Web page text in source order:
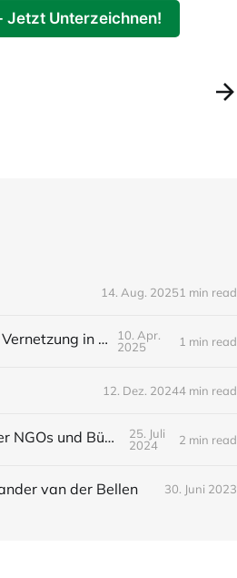
- Jetzt Unterzeichnen!
14. Aug. 20251 min read
Tag zum Schutz der Alpen 2025: Kino, Diskussion und Vernetzung in Innsbruck
10. Apr.
2025
1 min read
12. Dez. 20244 min read
TAG ZUM SCHUTZ DER ALPEN 2024 – Solidarität unter NGOs und Bürgerinitiativen
25. Juli
2024
2 min read
van der Bellen 30. Juni 2023